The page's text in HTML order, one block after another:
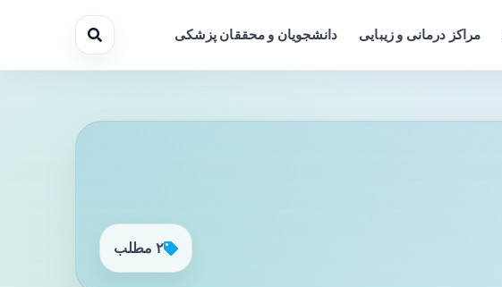
مراکز درمانی و زیبایی دانشجویان و محققان پزشکی
۲ مطلب